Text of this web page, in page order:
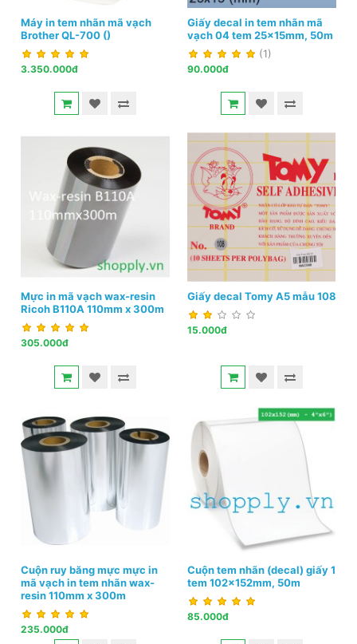
Máy in tem nhãn mã vạch
Brother QL-700 ()
3.350.000đ
Giấy decal in tem nhãn mã
vạch 04 tem 25x15mm, 50m
(1)
90.000đ
Mực in mã vạch wax-resin
Ricoh B110A 110mm x 300m
305.000đ
Giấy decal Tomy A5 mẫu 108
15.000đ
Cuộn ruy băng mực mực in
mã vạch in tem nhãn wax-
resin 110mm x 300m
235.000đ
Cuộn tem nhãn (decal) giấy 1
tem 102x152mm, 50m
85.000đ